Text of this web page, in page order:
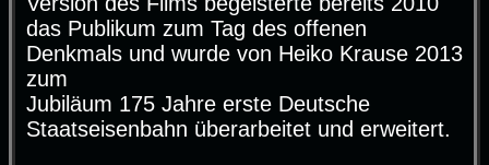
das Publikum zum Tag des offenen
Denkmals und wurde von Heiko Krause 2013
zum
Jubiläum 175 Jahre erste Deutsche
Staatseisenbahn überarbeitet und erweitert.